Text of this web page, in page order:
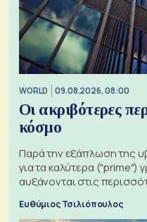
WORLD 09.08.2026, 08:00
Οι ακριβότερες
κόσμο
Παρά την εξάπλωση της
για τα καλύτερα ("prime")
αυξάνονται στις
Ευθύμιος Τσιλιόπουλος